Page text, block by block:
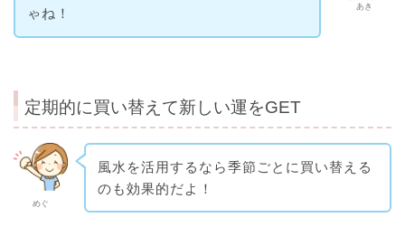
あき
ゃね！
定期的に買い替えて新しい運をGET
めぐ
風水を活用するなら季節ごとに買い替える
のも効果的だよ！